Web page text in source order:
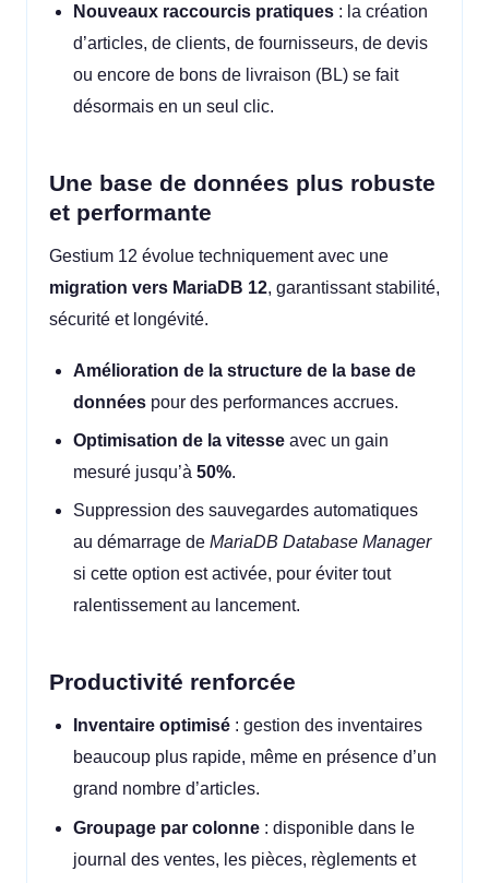
Nouveaux raccourcis pratiques : la création
d’articles, de clients, de fournisseurs, de devis
ou encore de bons de livraison (BL) se fait
désormais en un seul clic.
Une base de données plus robuste
et performante
Gestium 12 évolue techniquement avec une
migration vers MariaDB 12, garantissant stabilité,
sécurité et longévité.
Amélioration de la structure de la base de
données pour des performances accrues.
Optimisation de la vitesse avec un gain
mesuré jusqu’à50%.
Suppression des sauvegardes automatiques
au démarrage deMariaDB Database Manager
si cette option est activée, pour éviter tout
ralentissement au lancement.
Productivité renforcée
Inventaire optimisé : gestion des inventaires
beaucoup plus rapide, même en présence d’un
grand nombre d’articles.
Groupage par colonne : disponible dans le
journal des ventes, les pièces, règlements et